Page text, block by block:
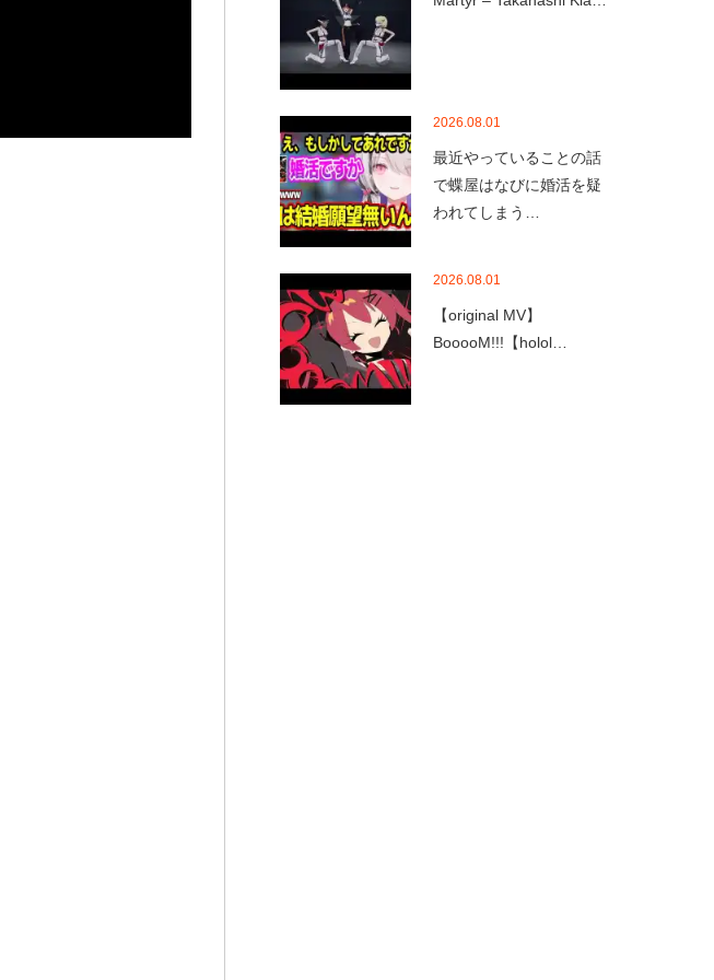
2026.08.01
最近やっていることの話
で蝶屋はなびに婚活を疑
われてしまう…
2026.08.01
【original MV】
BooooM!!!【holol…